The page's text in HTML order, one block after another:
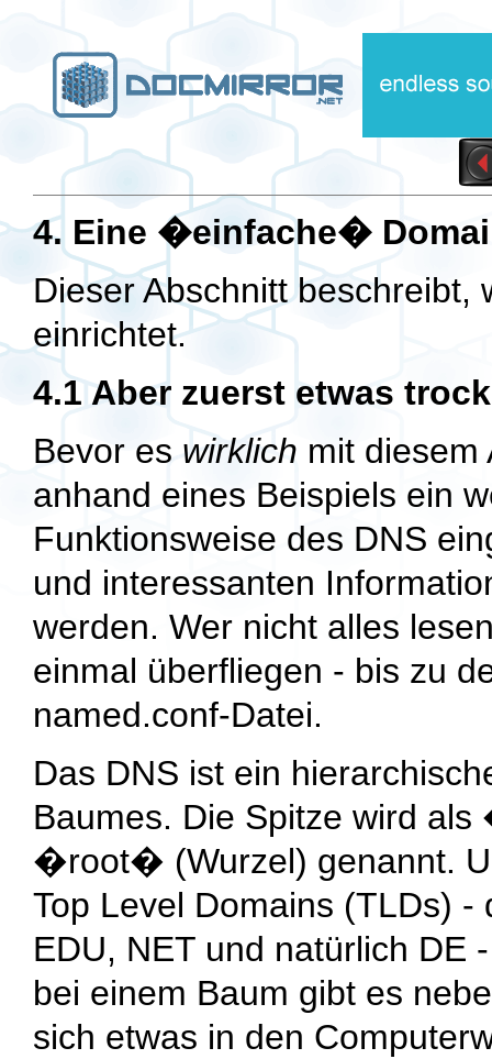
4. Eine �einfache�
Dieser Abschnitt beschreibt,
einrichtet.
4.1 Aber zuerst etwas
Bevor es wirklich mit diesem
anhand eines Beispiels ein
Funktionsweise des DNS
und interessanten
werden. Wer nicht alles
einmal überfliegen - bis zu
named.conf-Datei.
Das DNS ist ein
Baumes. Die Spitze wird
�root� (Wurzel) genannt.
Top Level Domains (TLDs)
EDU, NET und natürlich DE
bei einem Baum gibt es
sich etwas in den